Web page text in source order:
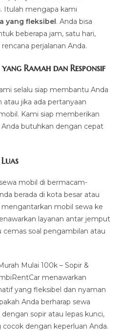
Itulah mengapa kami
yang fleksibel. Anda bisa
beberapa jam, satu hari,
perjalanan Anda.
Ramah dan Responsif
selalu siap membantu Anda
atau jika ada pertanyaan
Kami siap memberikan
butuhkan dengan cepat
mobil di bermacam-
berada di kota besar atau
mobil sewa ke
layanan antar jemput
cemas soal pengambilan atau
Mulai 100k – Sopir &
menawarkan
yang fleksibel dan nyaman
Anda berharap sewa
sopir atau lepas kunci,
dengan keperluan Anda.